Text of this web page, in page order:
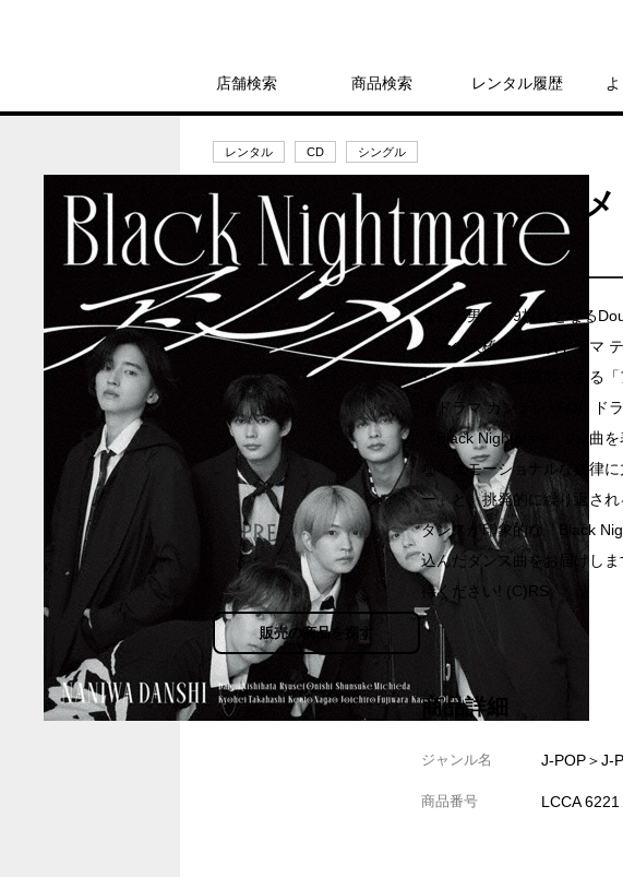
店舗検索 商品検索 レンタル履歴
レンタル CD シングル
Black Nightmare/アシン
レンタル開始日：2025年9月20日
販売の商品を探す
なにわ男子、9枚目となる
バーの大橋和也主演ドラマ
ジ・スパイ』主題歌である
演ドラマ カンテレ×FOD ド
「Black Nightmare」の2曲
なくエモーショナルな旋律
ー」と、挑発的に繰り返さ
ダンスが印象的な「Black
込んだダンス曲をお届けし
待ください! (C)RS
商品詳細
ジャンル名 J-POP＞J-
商品番号 LCCA 6221